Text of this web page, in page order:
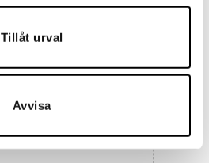
Tillåt urval
Avvisa